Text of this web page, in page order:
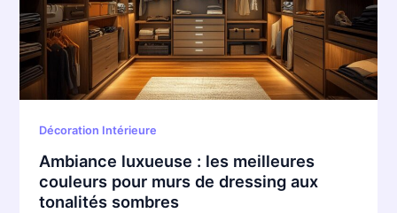
Décoration Intérieure
Ambiance luxueuse : les meilleures
couleurs pour murs de dressing aux
tonalités sombres
couleurs
pour
murs
de
dressing
aux
sombres